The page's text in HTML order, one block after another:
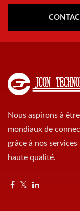
Nous aspirons à
mondiaux de
grâce à nos
haute qualité.